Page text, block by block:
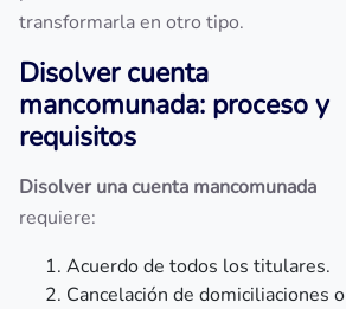
transformarla en otro tipo.
Disolver cuenta
mancomunada: proceso y
requisitos
Disolver una cuenta mancomunada
requiere:
Acuerdo de todos los titulares.
Cancelación de domiciliaciones o